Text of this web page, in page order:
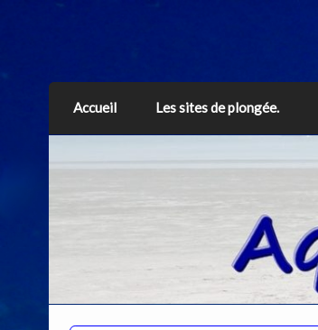
Aquarius
Accueil Les sites de plongée.